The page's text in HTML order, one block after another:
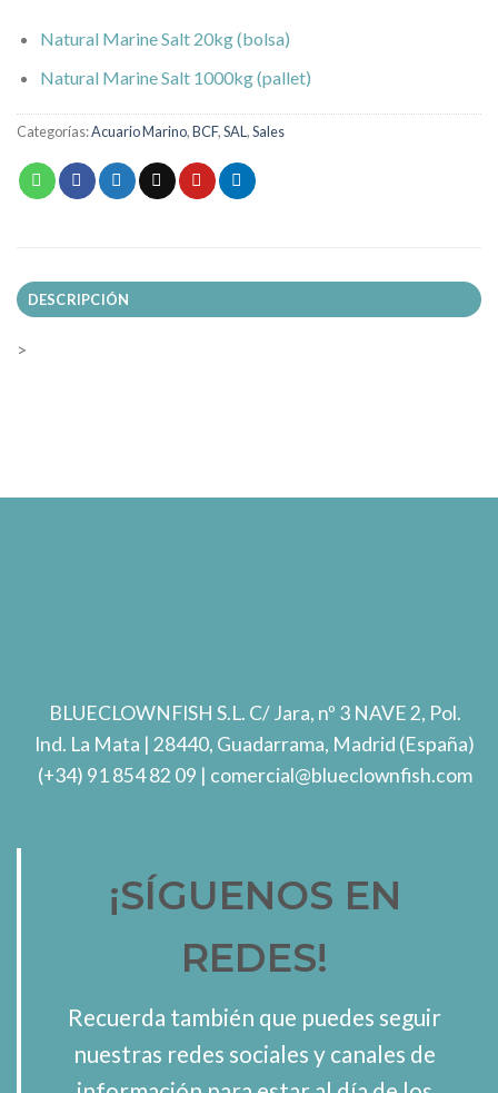
Natural Marine Salt 20kg (bolsa)
Natural Marine Salt 1000kg (pallet)
Categorías:Acuario Marino,BCF,SAL,Sales
DESCRIPCIÓN
>
BLUECLOWNFISH S.L. C/ Jara, nº 3 NAVE 2, Pol.
Ind. La Mata | 28440, Guadarrama, Madrid (España)
(+34) 91 854 82 09 | comercial@blueclownfish.com
¡SÍGUENOS EN
REDES!
Recuerda también que puedes seguir
nuestras redes sociales y canales de